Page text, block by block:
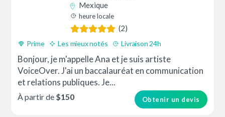
Mexique
heure locale
(2)
Prime Les mieux notés Livraison 24h
Bonjour, je m'appelle Ana et je suis artiste
VoiceOver. J'ai un baccalauréat en communication
et relations publiques. Je...
Obtenir un devis
À partir de $150